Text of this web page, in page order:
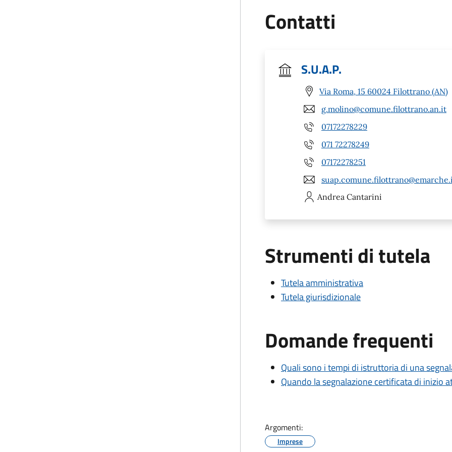
Contatti
S.U.A.P.
Via Roma, 15 60024 Filottrano (AN)
g.molino@comune.filottrano.an.it
07172278229
071 72278249
07172278251
Andrea Cantarini
Strumenti di tutela
Tutela amministrativa
Tutela giurisdizionale
Domande frequenti
Quali sono i tempi di istruttoria di una
Quando la segnalazione certificata di inizio
Argomenti:
Imprese